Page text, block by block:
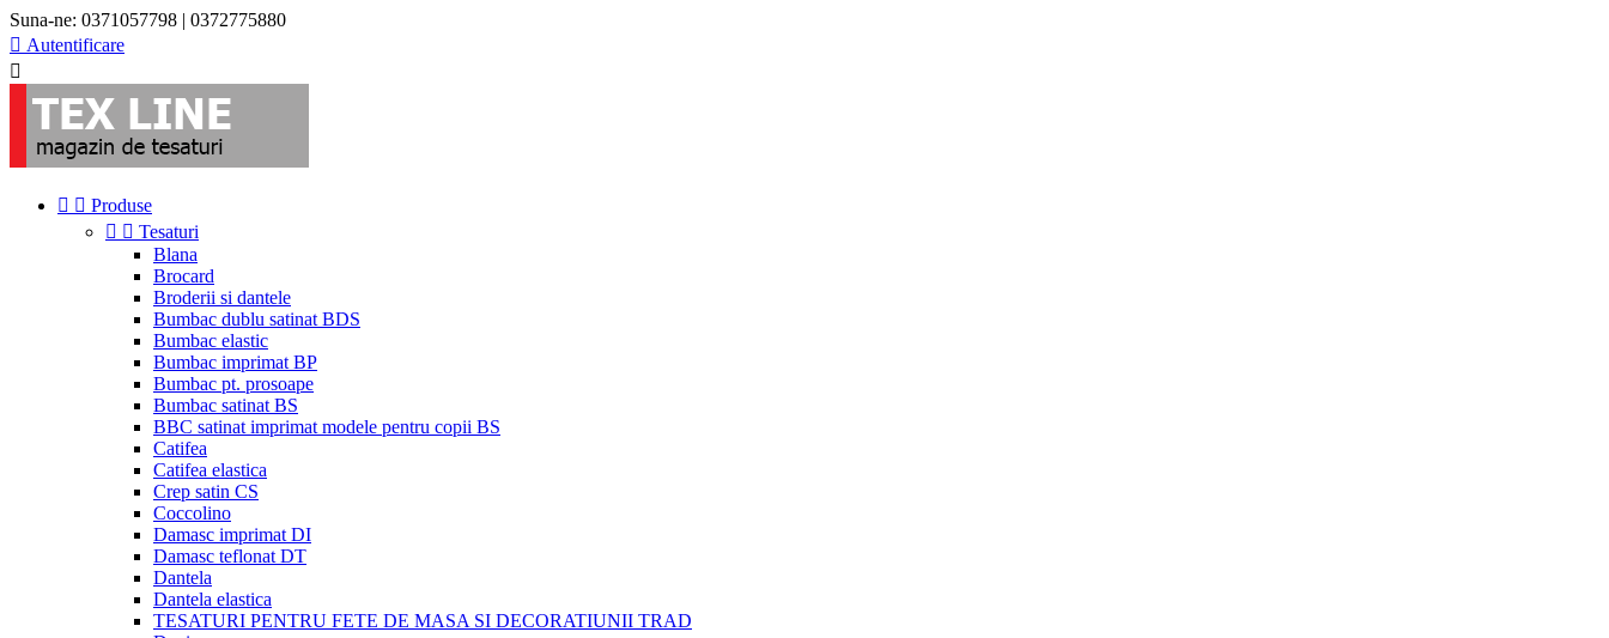
Suna-ne: 0371057798 | 0372775880
 Autentificare

  Produse
  Tesaturi
Blana
Brocard
Broderii si dantele
Bumbac dublu satinat BDS
Bumbac elastic
Bumbac imprimat BP
Bumbac pt. prosoape
Bumbac satinat BS
BBC satinat imprimat modele pentru copii BS
Catifea
Catifea elastica
Crep satin CS
Coccolino
Damasc imprimat DI
Damasc teflonat DT
Dantela
Dantela elastica
TESATURI PENTRU FETE DE MASA SI DECORATIUNII TRAD